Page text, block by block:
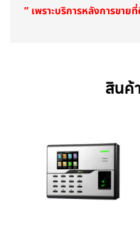
” เพราะบริการหลังการขาย
สินค้